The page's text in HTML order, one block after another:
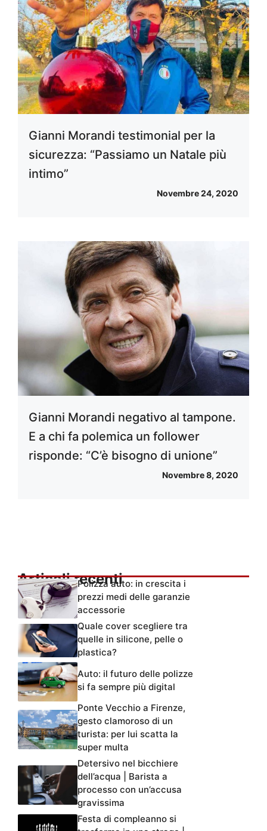
Gianni Morandi testimonial per la
sicurezza: “Passiamo un Natale più
intimo”
Novembre 24, 2020
Gianni Morandi negativo al tampone.
E a chi fa polemica un follower
risponde: “C’è bisogno di unione”
Novembre 8, 2020
Articoli recentiPolizza auto: in crescita i
prezzi medi delle garanzie
accessorie
Quale cover scegliere tra
quelle in silicone, pelle o
plastica?
Auto: il futuro delle polizze
si fa sempre più digital
Ponte Vecchio a Firenze,
gesto clamoroso di un
turista: per lui scatta la
super multa
Detersivo nel bicchiere
dell’acqua | Barista a
processo con un’accusa
gravissima
Festa di compleanno si